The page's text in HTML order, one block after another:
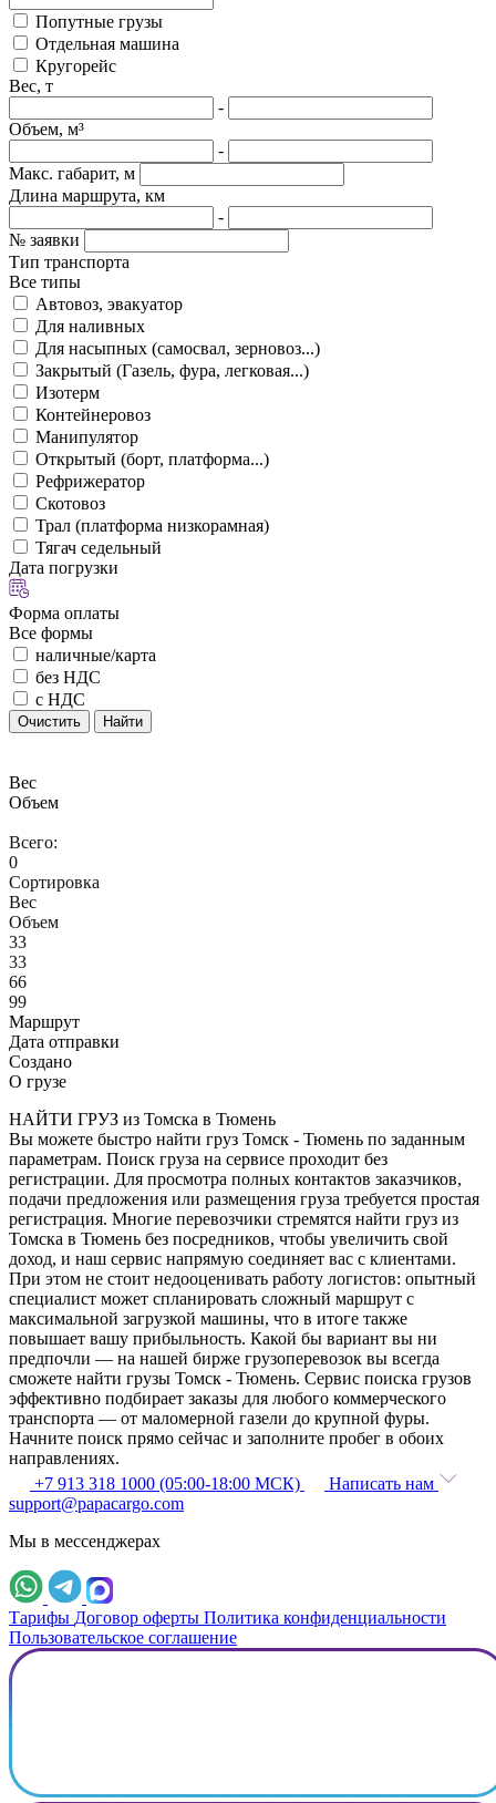
Попутные грузы
Отдельная машина
Кругорейс
Вес, т
-
Объем, м³
-
Макс. габарит, м
Длина маршрута, км
-
№ заявки
Тип транспорта
Все типы
Автовоз, эвакуатор
Для наливных
Для насыпных (самосвал, зерновоз...)
Закрытый (Газель, фура, легковая...)
Изотерм
Контейнеровоз
Манипулятор
Открытый (борт, платформа...)
Рефрижератор
Скотовоз
Трал (платформа низкорамная)
Тягач седельный
Дата погрузки
Форма оплаты
Все формы
наличные/карта
без НДС
с НДС
Очистить Найти
Вес
Объем
Всего:
0
Сортировка
Вес
Объем
33
33
66
99
Маршрут
Дата отправки
Создано
О грузе
НАЙТИ ГРУЗ из Томска в Тюмень
Вы можете быстро найти груз Томск - Тюмень по заданным
параметрам. Поиск груза на сервисе проходит без
регистрации. Для просмотра полных контактов заказчиков,
подачи предложения или размещения груза требуется простая
регистрация. Многие перевозчики стремятся найти груз из
Томска в Тюмень без посредников, чтобы увеличить свой
доход, и наш сервис напрямую соединяет вас с клиентами.
При этом не стоит недооценивать работу логистов: опытный
специалист может спланировать сложный маршрут с
максимальной загрузкой машины, что в итоге также
повышает вашу прибыльность. Какой бы вариант вы ни
предпочли — на нашей бирже грузоперевозок вы всегда
сможете найти грузы Томск - Тюмень. Сервис поиска грузов
эффективно подбирает заказы для любого коммерческого
транспорта — от маломерной газели до крупной фуры.
Начните поиск прямо сейчас и заполните пробег в обоих
направлениях.
+7 913 318 1000 (05:00-18:00 МСК)
Написать нам
support@papacargo.com
Мы в мессенджерах
Тарифы Договор оферты Политика конфиденциальности
Пользовательское соглашение